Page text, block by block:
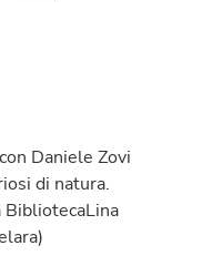
Daniele Zovi
di natura.